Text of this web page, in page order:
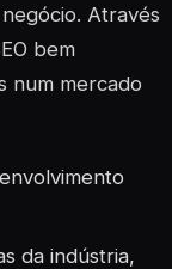
Através
bem
num mercado
da indústria,